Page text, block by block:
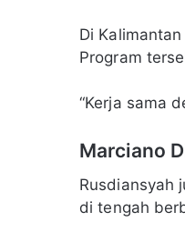
Di
Program
“Kerja sama
Marciano
Rusdiansyah
di tengah